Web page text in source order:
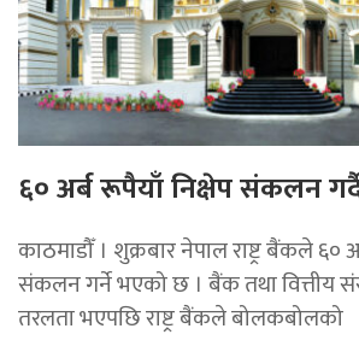
६० अर्ब रूपैयाँ निक्षेप संकलन गर्दै
काठमाडौँ । शुक्रबार नेपाल राष्ट्र बैंकले ६०
संकलन गर्ने भएको छ । बैंक तथा वित्तीय
तरलता भएपछि राष्ट्र बैंकले बोलकबोलको